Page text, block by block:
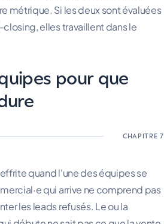
métrique. Si les deux sont évaluées
elles travaillent dans le
pour que
quand l'une des équipes se
qui arrive ne comprend pas
les leads refusés. Le ou la